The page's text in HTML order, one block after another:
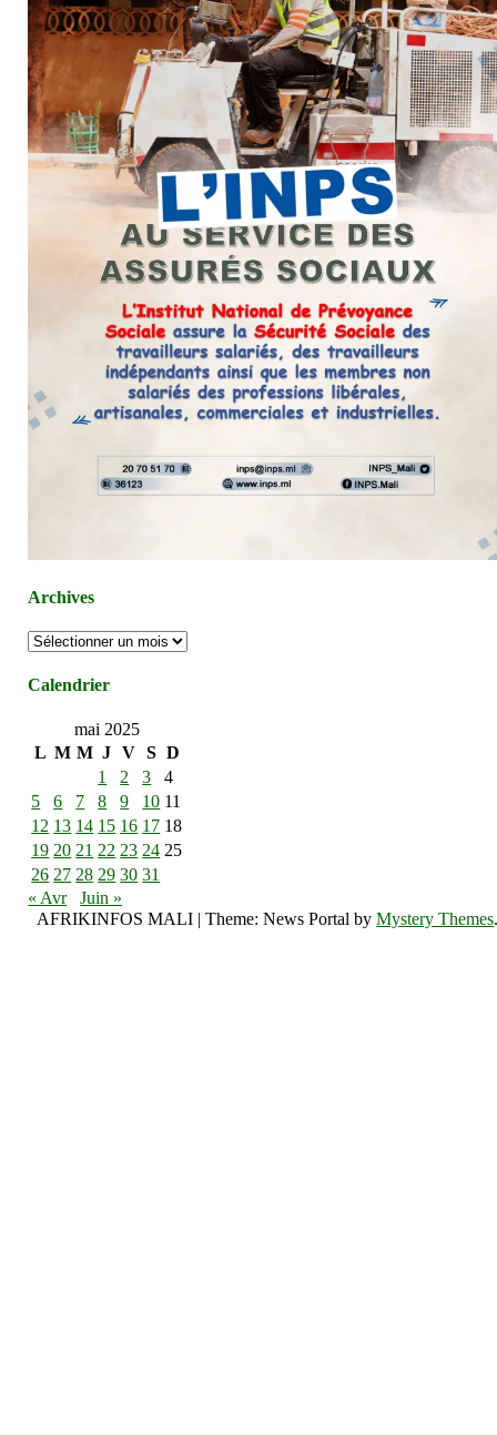
Archives
Archives
Calendrier
mai 2025
L M M J V S D
1
2 3
4
5
6 7 8 9 10 11
12 13 14 15 16 17 18
19 20 21 22 23 24 25
26 27 28 29 30 31
« Avr
Juin »
AFRIKINFOS MALI |Theme: News Portal byMystery Themes